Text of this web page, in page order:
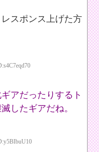
スポンス上げた方
アだったりするト
したギアだね。